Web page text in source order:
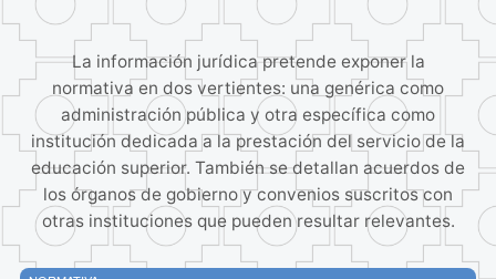
La información jurídica pretende exponer la
normativa en dos vertientes: una genérica como
administración pública y otra específica como
institución dedicada a la prestación del servicio de la
educación superior. También se detallan acuerdos de
los órganos de gobierno y convenios suscritos con
otras instituciones que pueden resultar relevantes.